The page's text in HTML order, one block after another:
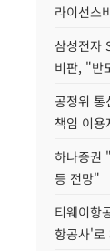
라이선스
삼성전자
비판, "반
공정위 통
책임 이용
하나증권
등 전망"
티웨이항
항공사'로